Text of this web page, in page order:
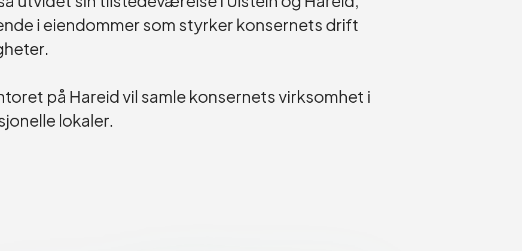
i eiendommer som styrker konsernets drift
på Hareid vil samle konsernets virksomhet i
lokaler.